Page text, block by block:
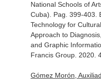
National Schools of
Cuba). Pag. 399-403.
Technology for
Approach to
and Graphic
Francis Group. 2020.
Gómez Morón,